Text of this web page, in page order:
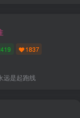
1837
远是起跑线